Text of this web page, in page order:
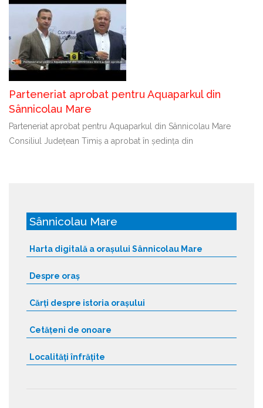
Parteneriat aprobat pentru Aquaparkul din
Sânnicolau Mare
Parteneriat aprobat pentru Aquaparkul din Sânnicolau Mare
Consiliul Județean Timiș a aprobat în ședința din
Sânnicolau Mare
Harta digitală a orașului Sânnicolau Mare
Despre oraș
Cărți despre istoria orașului
Cetățeni de onoare
Localități înfrățite